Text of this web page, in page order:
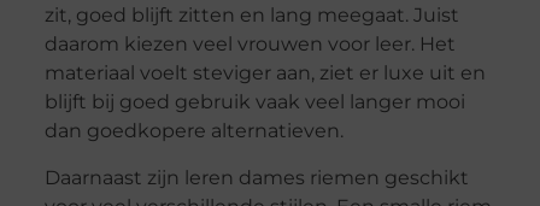
zit, goed blijft zitten en lang meegaat. Juist
daarom kiezen veel vrouwen voor leer. Het
materiaal voelt steviger aan, ziet er luxe uit en
blijft bij goed gebruik vaak veel langer mooi
dan goedkopere alternatieven.
Daarnaast zijn leren dames riemen geschikt